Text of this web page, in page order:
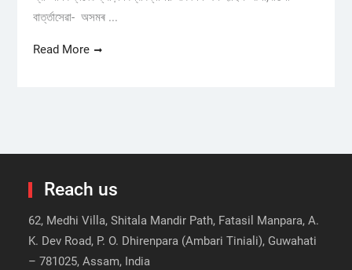
বাৰ্ত্তাসেৱা- অসমৰ ...
Read More
Reach us
62, Medhi Villa, Shitala Mandir Path, Fatasil Manpara, A.
K. Dev Road, P. O. Dhirenpara (Ambari Tiniali), Guwahati
– 781025, Assam, India